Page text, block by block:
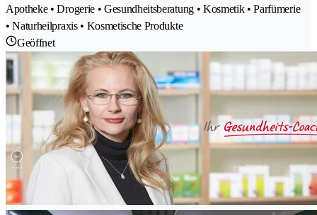
Apotheke • Drogerie • Gesundheitsberatung • Kosmetik • Parfümerie
• Naturheilpraxis • Kosmetische Produkte
Geöffnet